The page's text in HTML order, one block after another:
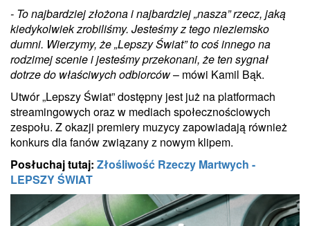
- To najbardziej złożona i najbardziej „nasza” rzecz, jaką
kiedykolwiek zrobiliśmy. Jesteśmy z tego nieziemsko
dumni. Wierzymy, że „Lepszy Świat” to coś innego na
rodzimej scenie i jesteśmy przekonani, że ten sygnał
dotrze do właściwych odbiorców– mówi Kamil Bąk.
Utwór „Lepszy Świat” dostępny jest już na platformach
streamingowych oraz w mediach społecznościowych
zespołu. Z okazji premiery muzycy zapowiadają również
konkurs dla fanów związany z nowym klipem.
Posłuchaj tutaj: Złośliwość Rzeczy Martwych -
LEPSZY ŚWIAT